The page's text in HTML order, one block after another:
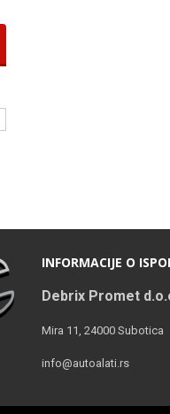
INFORMACIJE O
Debrix Promet
Mira 11, 24000 Subotica
info@autoalati.rs